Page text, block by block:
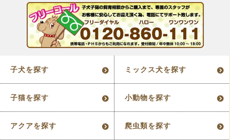
子犬を探す ミックス犬を探す
子猫を探す 小動物を探す
アクアを探す 爬虫類を探す